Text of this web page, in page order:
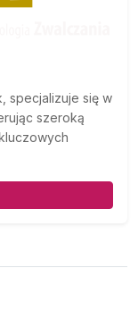
specjalizuje się w
szeroką